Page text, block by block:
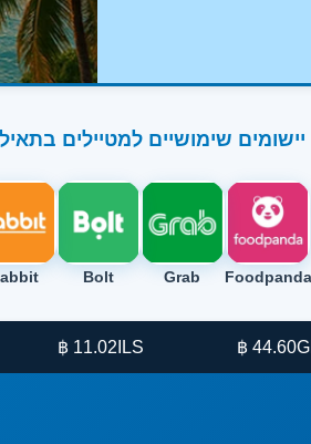
יישומים שימושיים למטיילים
Foodpanda
Grab
Bolt
GBP
44.60 ฿
ILS
11.02 ฿